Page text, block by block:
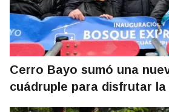
Cerro Bayo sumó una
cuádruple para disfrutar